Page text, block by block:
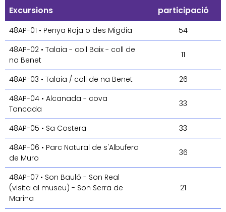
Excursions participació
48AP-01 • Penya Roja o des Migdia
54
48AP-02 • Talaia - coll Baix - coll de
na Benet
11
48AP-03 • Talaia / coll de na Benet
26
48AP-04 • Alcanada - cova
Tancada
33
48AP-05 • Sa Costera
33
48AP-06 • Parc Natural de s'Albufera
de Muro
36
48AP-07 • Son Bauló - Son Real
(visita al museu) - Son Serra de
Marina
21